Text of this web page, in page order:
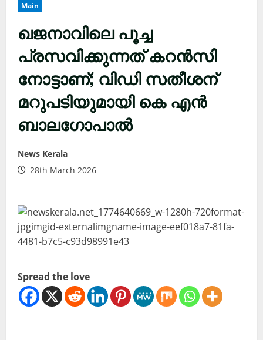
Main
ഖജനാവിലെ പൂച്ച
പ്രസവിക്കുന്നത് കറന്‍സി
നോട്ടാണ്; വിഡി സതീശന്
മറുപടിയുമായി കെ എന്‍
ബാലഗോപാല്‍
News Kerala
28th March 2026
Spread the love